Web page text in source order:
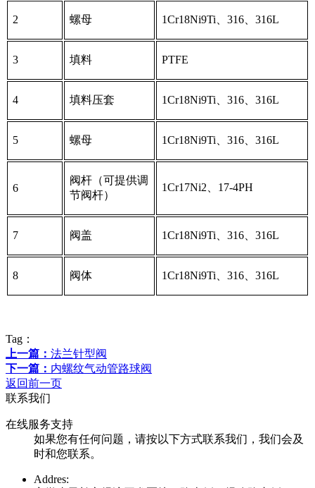
2 螺母 1Cr18Ni9Ti、316、316L
3 填料 PTFE
4 填料压套 1Cr18Ni9Ti、316、316L
5 螺母 1Cr18Ni9Ti、316、316L
6
阀杆（可提供调
节阀杆）
1Cr17Ni2、17-4PH
7 阀盖 1Cr18Ni9Ti、316、316L
8 阀体 1Cr18Ni9Ti、316、316L
Tag：
上一篇： 法兰针型阀
下一篇： 内螺纹气动管路球阀
返回前一页
联系我们
在线服务支持
如果您有任何问题，请按以下方式联系我们，我们会及
时和您联系。
Addres: